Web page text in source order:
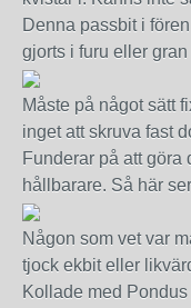
Denna passbit i
gjorts i furu eller
Måste på något sätt
inget att skruva fast
Funderar på att göra
hållbarare. Så här
Någon som vet var
tjock ekbit eller
Kollade med